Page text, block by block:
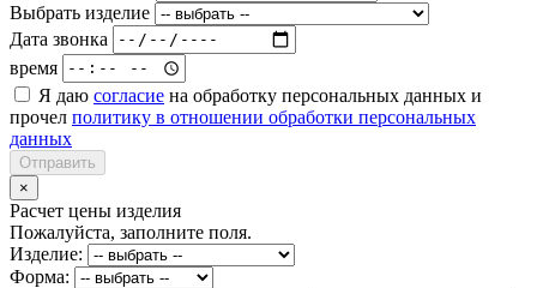
Выбрать изделие
Дата звонка
время
Я даю согласие на обработку персональных данных и
прочел политику в отношении обработки персональных
данных
Отправить
×
Расчет цены изделия
Пожалуйста, заполните поля.
Изделие:
Форма: